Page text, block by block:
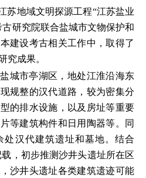
苏地域文明探源工程“江苏盐业
研究院联合盐城市文物保护和
建设考古相关工作中，取得了
究成果。
城市亭湖区，地处江淮沿海东
规整的汉代道路，较为密集分
的排水设施，以及房址等重要
等建筑构件和日用陶器等。同
处汉代建筑遗址和墓地。结合
载，初步推测沙井头遗址所在区
沙井头遗址各类建筑遗迹可能